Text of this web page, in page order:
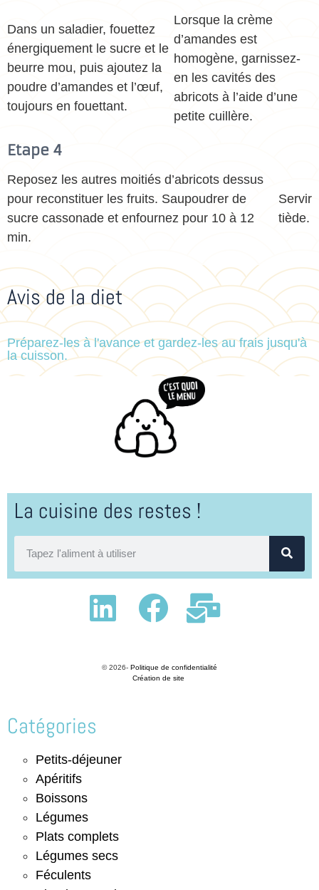
Dans un saladier, fouettez
énergiquement le sucre et le
beurre mou, puis ajoutez la
poudre d’amandes et l’œuf,
toujours en fouettant.
Lorsque la crème
d’amandes est
homogène, garnissez-
en les cavités des
abricots à l’aide d’une
petite cuillère.
Etape 4
Reposez les autres moitiés d’abricots dessus
pour reconstituer les fruits. Saupoudrer de
sucre cassonade et enfournez pour 10 à 12
min.
Servir
tiède.
Avis de la diet
Préparez-les à l'avance et gardez-les au frais jusqu'à
la cuisson.
Catégories
Petits-déjeuner
Apéritifs
Boissons
Légumes
Plats complets
Légumes secs
Féculents
La cuisine des restes !
© 2026- Politique de confidentialité
Création de site